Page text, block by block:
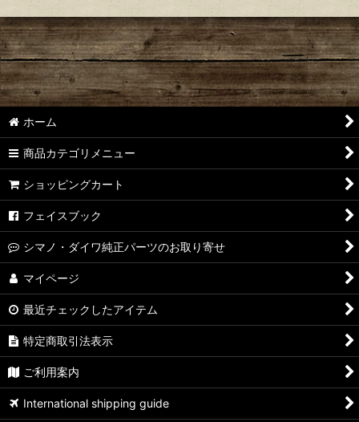
ホーム
商品カテゴリメニュー
ショッピングカート
フェイスブック
シマノ・ダイワ純正パーツのお取り寄せ
マイページ
最近チェックしたアイテム
特定商取引法表示
ご利用案内
International shipping guide